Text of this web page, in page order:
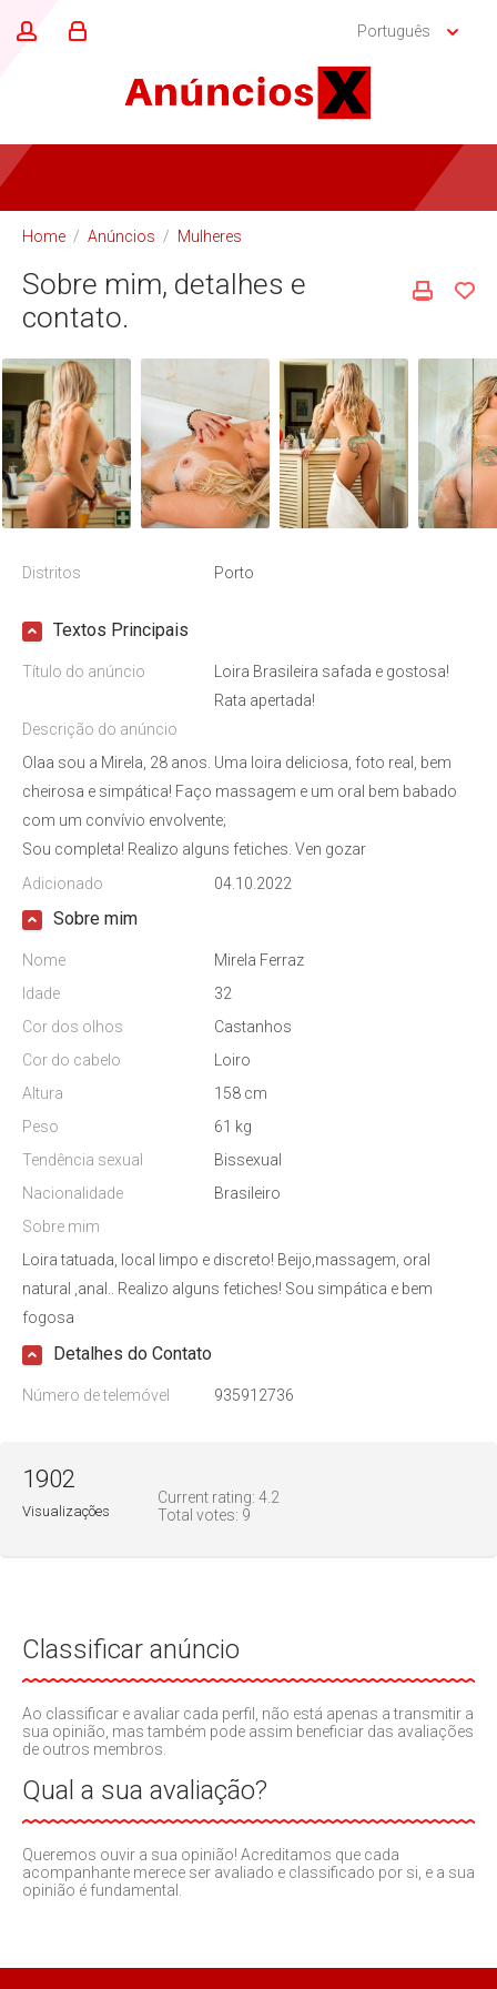
Português
Home / Anúncios / Mulheres
Sobre mim, detalhes e
contato.
Distritos Porto
Textos Principais
Título do anúncio
Loira Brasileira safada e gostosa!
Rata apertada!
Descrição do anúncio
Olaa sou a Mirela, 28 anos. Uma loira deliciosa, foto real, bem
cheirosa e simpática! Faço massagem e um oral bem babado
com um convívio envolvente;
Sou completa! Realizo alguns fetiches. Ven gozar
Adicionado
04.10.2022
Sobre mim
Nome
Mirela Ferraz
Idade
32
Cor dos olhos
Castanhos
Cor do cabelo
Loiro
Altura
158 cm
Peso
61 kg
Tendência sexual
Bissexual
Nacionalidade
Brasileiro
Sobre mim
Loira tatuada, local limpo e discreto! Beijo,massagem, oral
natural ,anal.. Realizo alguns fetiches! Sou simpática e bem
fogosa
Detalhes do Contato
Número de telemóvel 935912736
Current rating: 4.2
Total votes: 9
1902
Visualizações
Classificar anúncio
Ao classificar e avaliar cada perfil, não está apenas a transmitir a
sua opinião, mas também pode assim beneficiar das avaliações
de outros membros.
Qual a sua avaliação?
Queremos ouvir a sua opinião! Acreditamos que cada
acompanhante merece ser avaliado e classificado por si, e a sua
opinião é fundamental.